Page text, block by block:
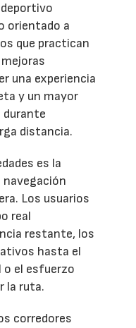
orientado a
que practican
una experiencia
y un mayor
distancia.
es la
navegación
Los usuarios
real
restante, los
hasta el
el esfuerzo
la ruta.
corredores